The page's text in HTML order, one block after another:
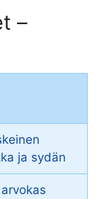
–
ja sydän